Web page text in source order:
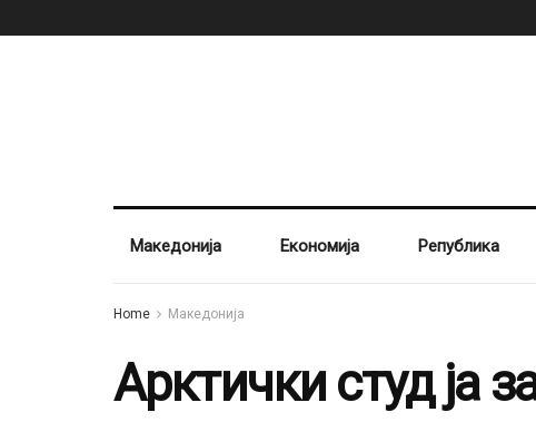
Македонија Економија Република
Home Македонија
Арктички студ ја